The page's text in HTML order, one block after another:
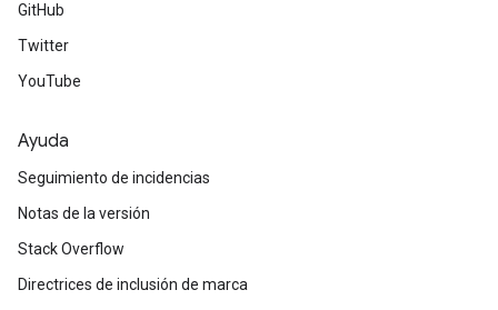
GitHub
Twitter
YouTube
Ayuda
Seguimiento de incidencias
Notas de la versión
Stack Overflow
Directrices de inclusión de marca